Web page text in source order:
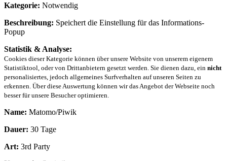
Kategorie: Notwendig
Beschreibung: Speichert die Einstellung für das Informations-
Popup
Statistik & Analyse:
Cookies dieser Kategorie können über unsere Website von unserem eigenem
Statistiktool, oder von Drittanbietern gesetzt werden. Sie dienen dazu, ein nicht
personalisiertes, jedoch allgemeines Surfverhalten auf unseren Seiten zu
erkennen. Über diese Auswertung können wir das Angebot der Webseite noch
besser für unsere Besucher optimieren.
Name: Matomo/Piwik
Dauer: 30 Tage
Art: 3rd Party